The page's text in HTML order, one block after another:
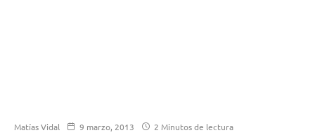
Matías Vidal 9 marzo, 2013 2 Minutos de lectura